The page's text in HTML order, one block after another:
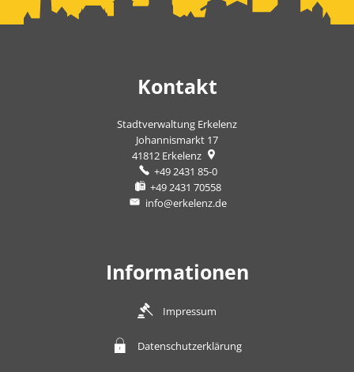
Kontakt
Stadtverwaltung Erkelenz
Johannismarkt 17
41812 Erkelenz
+49 2431 85-0
+49 2431 70558
info@erkelenz.de
Informationen
Impressum
Datenschutzerklärung